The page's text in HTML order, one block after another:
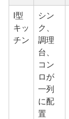
I型
キッ
チン
シン
ク、
調理
台、
コン
ロが
一列
に配
置